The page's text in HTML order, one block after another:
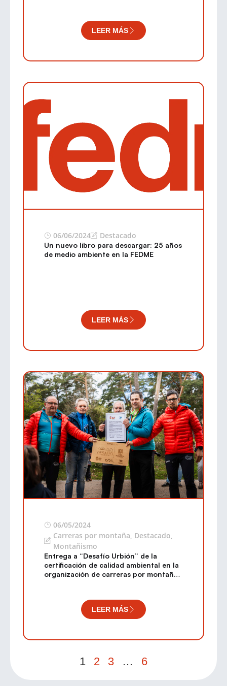
LEER MÁS
06/06/2024 Destacado
Un nuevo libro para descargar: 25 años
de medio ambiente en la FEDME
LEER MÁS
06/05/2024
Carreras por montaña Destacado
Montañismo
Entrega a “Desafío Urbión” de la
certificación de calidad ambiental en la
organización de carreras por montaña
LEER MÁS
1 2 3 … 6